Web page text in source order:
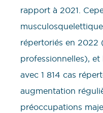
rapport à 2021.
répertoriés en 2022
professionnelles),
avec 1 814 cas
augmentation
préoccupations